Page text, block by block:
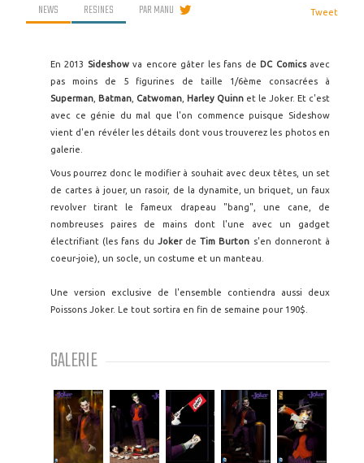
NEWS RESINES PARMANU Tweet
En 2013 Sideshowva encore gâter les fans de DC Comicsavec
pas moins de 5 figurines de taille 1/6ème consacrées à
Superman Batman Catwoman Harley Quinn et le Joker. Et c'est
avec ce génie du mal que l'on commence puisque Sideshow
vient d'en révéler les détails dont vous trouverez les photos en
galerie.
Vous pourrez donc le modifier à souhait avec deux têtes, un set
de cartes à jouer, un rasoir, de la dynamite, un briquet, un faux
revolver tirant le fameux drapeau "bang", une cane, de
nombreuses paires de mains dont l'une avec un gadget
électrifiant (les fans du JokerdeTim Burton s'en donneront à
coeur-joie), un socle, un costume et un manteau.
Une version exclusive de l'ensemble contiendra aussi deux
Poissons Joker. Le tout sortira en fin de semaine pour 190$.
GALERIE